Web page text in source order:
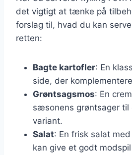
det vigtigt at tænke på
forslag til, hvad du kan
retten:
Bagte kartofler: En
side, der
Grøntsagsmos: En
sæsonens grøntsager til
variant.
Salat: En frisk salat
kan give et godt